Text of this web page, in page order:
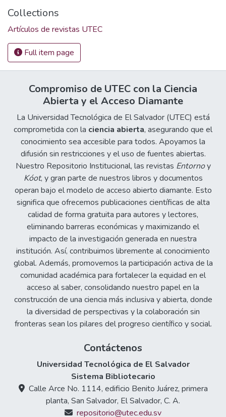
Collections
Artículos de revistas UTEC
Full item page
Compromiso de UTEC con la Ciencia
Abierta y el Acceso Diamante
La Universidad Tecnológica de El Salvador (UTEC) está
comprometida con la ciencia abierta, asegurando que el
conocimiento sea accesible para todos. Apoyamos la
difusión sin restricciones y el uso de fuentes abiertas.
Nuestro Repositorio Institucional, las revistas Entornoy
Kóot, y gran parte de nuestros libros y documentos
operan bajo el modelo de acceso abierto diamante. Esto
significa que ofrecemos publicaciones científicas de alta
calidad de forma gratuita para autores y lectores,
eliminando barreras económicas y maximizando el
impacto de la investigación generada en nuestra
institución. Así, contribuimos libremente al conocimiento
global. Además, promovemos la participación activa de la
comunidad académica para fortalecer la equidad en el
acceso al saber, consolidando nuestro papel en la
construcción de una ciencia más inclusiva y abierta, donde
la diversidad de perspectivas y la colaboración sin
fronteras sean los pilares del progreso científico y social.
Contáctenos
Universidad Tecnológica de El Salvador
Sistema Bibliotecario
Calle Arce No. 1114, edificio Benito Juárez, primera
planta, San Salvador, El Salvador, C. A.
repositorio@utec.edu.sv